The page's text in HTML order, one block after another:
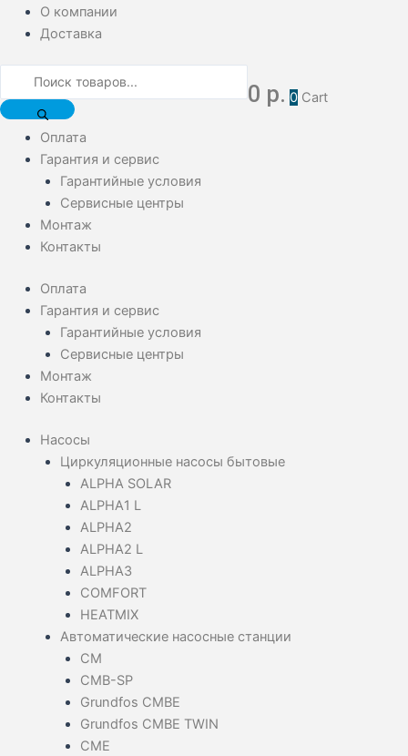
О компании
Доставка
0 р. 0 Cart
Оплата
Гарантия и сервис
Гарантийные условия
Сервисные центры
Монтаж
Контакты
Оплата
Гарантия и сервис
Гарантийные условия
Сервисные центры
Монтаж
Контакты
Насосы
Циркуляционные насосы бытовые
ALPHA SOLAR
ALPHA1 L
ALPHA2
ALPHA2 L
ALPHA3
COMFORT
HEATMIX
Автоматические насосные станции
CM
CMB-SP
Grundfos CMBE
Grundfos CMBE TWIN
CME